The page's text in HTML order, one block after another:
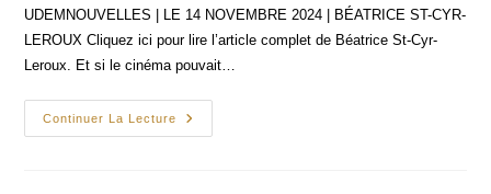
UDEMNOUVELLES | LE 14 NOVEMBRE 2024 | BÉATRICE ST-CYR-
LEROUX Cliquez ici pour lire l’article complet de Béatrice St-Cyr-
Leroux. Et si le cinéma pouvait…
Continuer La Lecture
Portrait
De